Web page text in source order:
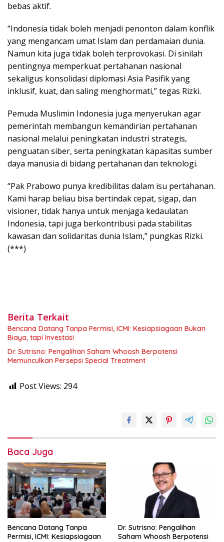
bebas aktif.
“Indonesia tidak boleh menjadi penonton dalam konflik
yang mengancam umat Islam dan perdamaian dunia.
Namun kita juga tidak boleh terprovokasi. Di sinilah
pentingnya memperkuat pertahanan nasional
sekaligus konsolidasi diplomasi Asia Pasifik yang
inklusif, kuat, dan saling menghormati,” tegas Rizki.
Pemuda Muslimin Indonesia juga menyerukan agar
pemerintah membangun kemandirian pertahanan
nasional melalui peningkatan industri strategis,
penguatan siber, serta peningkatan kapasitas sumber
daya manusia di bidang pertahanan dan teknologi.
“Pak Prabowo punya kredibilitas dalam isu pertahanan.
Kami harap beliau bisa bertindak cepat, sigap, dan
visioner, tidak hanya untuk menjaga kedaulatan
Indonesia, tapi juga berkontribusi pada stabilitas
kawasan dan solidaritas dunia Islam,” pungkas Rizki.
(***)
Berita Terkait
Bencana Datang Tanpa Permisi, ICMI: Kesiapsiagaan Bukan
Biaya, tapi Investasi
Dr. Sutrisno: Pengalihan Saham Whoosh Berpotensi
Memunculkan Persepsi Special Treatment
Post Views: 294
Baca Juga
Bencana Datang Tanpa
Permisi, ICMI: Kesiapsiagaan
Dr. Sutrisno: Pengalihan
Saham Whoosh Berpotensi